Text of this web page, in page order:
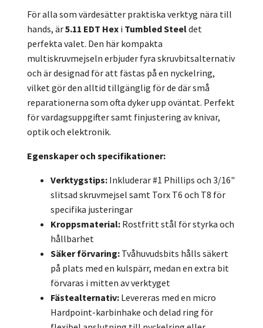
För alla som värdesätter praktiska verktyg nära till
hands, är5.11 EDT Hex i Tumbled Steeldet
perfekta valet. Den här kompakta
multiskruvmejseln erbjuder fyra skruvbitsalternativ
och är designad för att fästas på en nyckelring,
vilket gör den alltid tillgänglig för de där små
reparationerna som ofta dyker upp oväntat. Perfekt
för vardagsuppgifter samt finjustering av knivar,
optik och elektronik.
Egenskaper och specifikationer:
Verktygstips: Inkluderar #1 Phillips och 3/16"
slitsad skruvmejsel samt Torx T6 och T8 för
specifika justeringar
Kroppsmaterial: Rostfritt stål för styrka och
hållbarhet
Säker förvaring: Tvåhuvudsbits hålls säkert
på plats med en kulspärr, medan en extra bit
förvaras i mitten av verktyget
Fästealternativ: Levereras med en micro
Hardpoint-karbinhake och delad ring för